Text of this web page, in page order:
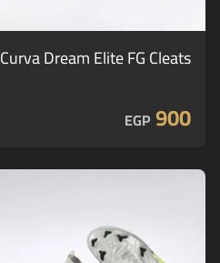
Curva Dream Elite FG Cleats
900
EGP